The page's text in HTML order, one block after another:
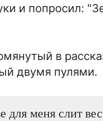
и попросил:
в
двумя пулями.
для меня слит